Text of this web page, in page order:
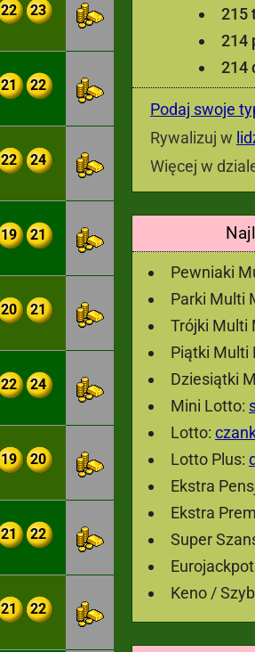
215
214
214
Podaj swoje
Rywalizuj w
Więcej w
Pewniaki
Parki Multi
Trójki Multi
Piątki Multi
Dziesiątki
Mini Lotto:
Lotto:
Lotto Plus:
Ekstra
Ekstra
Super
Keno /
22 23
21 22
22 24
19 21
20 21
22 24
19 20
21 22
21 22